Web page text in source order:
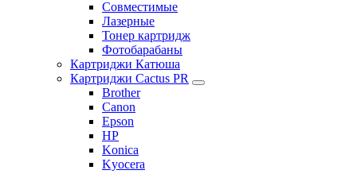
Совместимые
Лазерные
Тонер картридж
Фотобарабаны
Картриджи Катюша
Картриджи Cactus PR
Brother
Canon
Epson
HP
Konica
Kyocera